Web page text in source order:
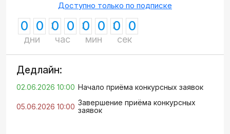
Доступно только по подписке
0 0
дни
0 0
час
0 0
мин
0 0
сек
Дедлайн:
02.06.2026 10:00 Начало приёма конкурсных заявок
05.06.2026 10:00 Завершение приёма конкурсных
заявок